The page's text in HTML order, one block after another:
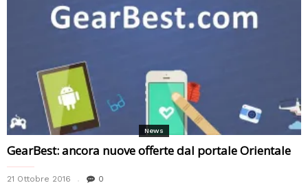
News
GearBest: ancora nuove offerte dal portale Orientale
21 Ottobre 2016 0